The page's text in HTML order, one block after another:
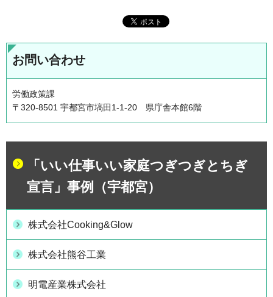
お問い合わせ
労働政策課
〒320-8501 宇都宮市塙田1-1-20 県庁舎本館6階
「いい仕事いい家庭つぎつぎとちぎ
宣言」事例（宇都宮）
株式会社Cooking&Glow
株式会社熊谷工業
明電産業株式会社